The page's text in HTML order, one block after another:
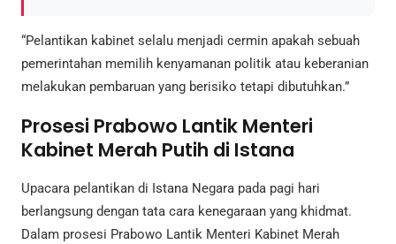
“Pelantikan kabinet selalu menjadi cermin apakah sebuah
pemerintahan memilih kenyamanan politik atau keberanian
melakukan pembaruan yang berisiko tetapi dibutuhkan.”
Prosesi Prabowo Lantik Menteri
Kabinet Merah Putih di Istana
Upacara pelantikan di Istana Negara pada pagi hari
berlangsung dengan tata cara kenegaraan yang khidmat.
Dalam prosesi Prabowo Lantik Menteri Kabinet Merah